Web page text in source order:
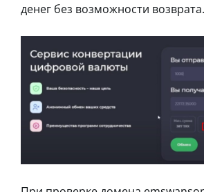
денег без возможности возврата.